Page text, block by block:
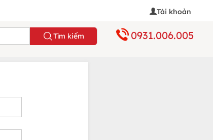
Tài khoản
Tìm kiếm 0931.006.005